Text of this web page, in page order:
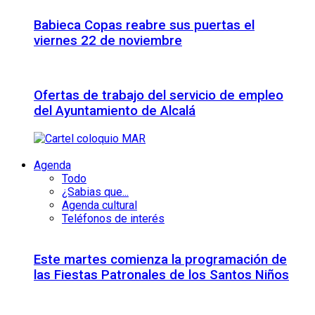
Babieca Copas reabre sus puertas el
viernes 22 de noviembre
Ofertas de trabajo del servicio de empleo
del Ayuntamiento de Alcalá
Agenda
Todo
¿Sabias que...
Agenda cultural
Teléfonos de interés
Este martes comienza la programación de
las Fiestas Patronales de los Santos Niños